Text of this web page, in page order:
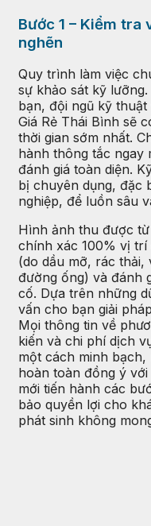
Bước 1 – Kiểm
nghẽn
Quy trình làm việc
sự khảo sát kỹ
bạn, đội ngũ kỹ
Giá Rẻ Thái Bình sẽ
thời gian sớm nhất.
hành thông tắc ngay
đánh giá toàn diện.
bị chuyên dụng, đặc
nghiệp, để luồn sâu
Hình ảnh thu được
chính xác 100% vị
(do dầu mỡ, rác
đường ống) và đánh
cố. Dựa trên những
vấn cho bạn giải
Mọi thông tin về
kiến và chi phí dịch
một cách minh
hoàn toàn đồng ý
mới tiến hành các
bảo quyền lợi cho
phát sinh không